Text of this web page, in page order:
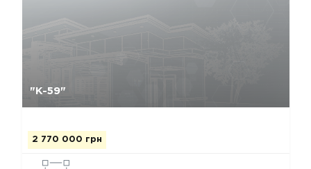
"К-59"
2 770 000 грн